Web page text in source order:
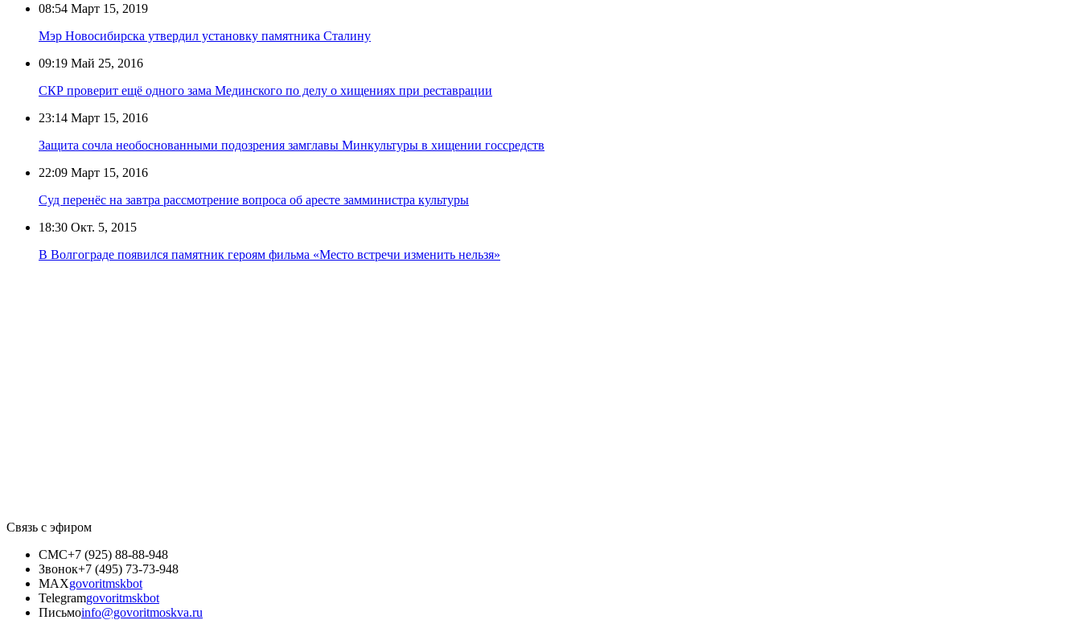
08:54 Март 15, 2019
Мэр Новосибирска утвердил установку памятника Сталину
09:19 Май 25, 2016
СКР проверит ещё одного зама Мединского по делу о хищениях при реставрации
23:14 Март 15, 2016
Защита сочла необоснованными подозрения замглавы Минкультуры в хищении госсредств
22:09 Март 15, 2016
Суд перенёс на завтра рассмотрение вопроса об аресте замминистра культуры
18:30 Окт. 5, 2015
В Волгограде появился памятник героям фильма «Место встречи изменить нельзя»
Связь с эфиром
СМС+7 (925) 88-88-948
Звонок+7 (495) 73-73-948
MAXgovoritmskbot
Telegramgovoritmskbot
Письмоinfo@govoritmoskva.ru